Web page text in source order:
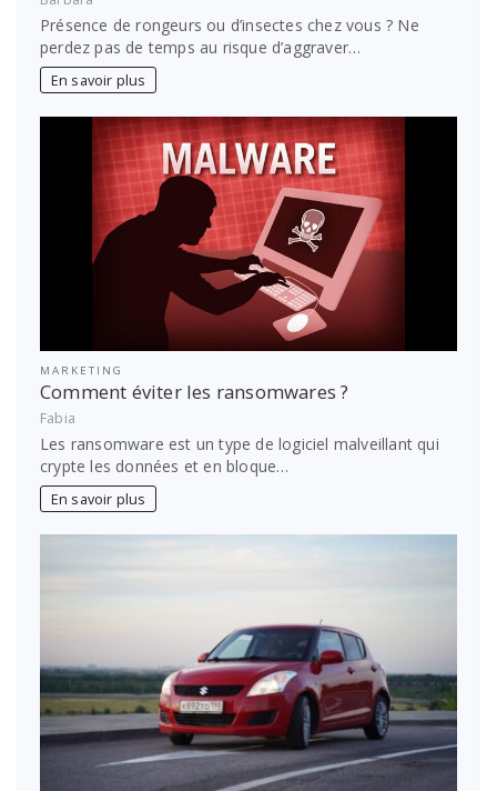
Présence de rongeurs ou d’insectes chez vous ? Ne
perdez pas de temps au risque d’aggraver…
En savoir plus
MARKETING
Comment éviter les ransomwares ?
Fabia
Les ransomware est un type de logiciel malveillant qui
crypte les données et en bloque…
En savoir plus